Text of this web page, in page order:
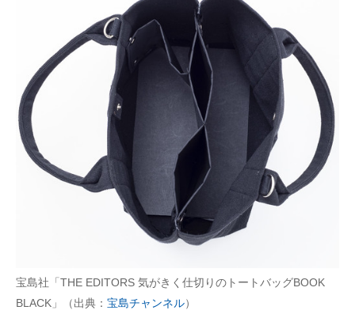
宝島社「THE EDITORS 気がきく仕切りのトートバッグBOOK
BLACK」（出典： 宝島チャンネル）